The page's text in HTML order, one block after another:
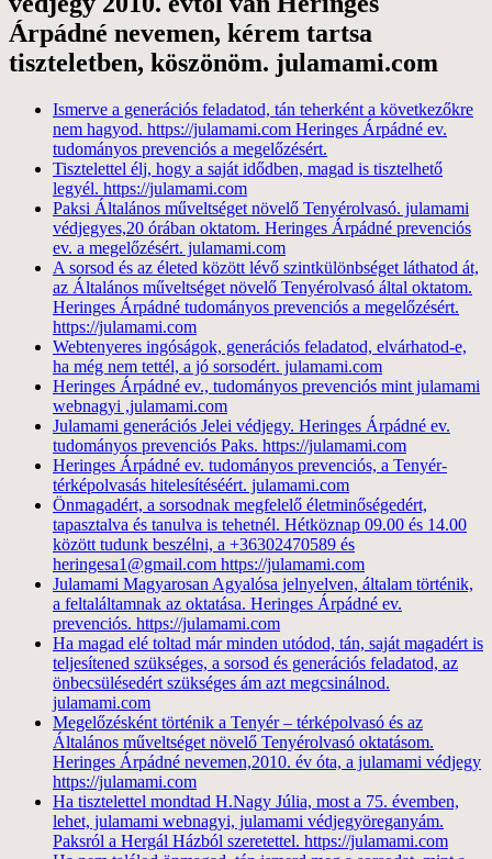
Árpádné nevemen, kérem tartsa
tiszteletben, köszönöm. julamami.com
Ismerve a generációs feladatod, tán teherként a következőkre
nem hagyod. https://julamami.com Heringes Árpádné ev.
tudományos prevenciós a megelőzésért.
Tisztelettel élj, hogy a saját idődben, magad is tisztelhető
legyél. https://julamami.com
Paksi Általános műveltséget növelő Tenyérolvasó. julamami
védjegyes,20 órában oktatom. Heringes Árpádné prevenciós
ev. a megelőzésért. julamami.com
A sorsod és az életed között lévő szintkülönbséget láthatod át,
az Általános műveltséget növelő Tenyérolvasó által oktatom.
Heringes Árpádné tudományos prevenciós a megelőzésért.
https://julamami.com
Webtenyeres ingóságok, generációs feladatod, elvárhatod-e,
ha még nem tettél, a jó sorsodért. julamami.com
Heringes Árpádné ev., tudományos prevenciós mint julamami
webnagyi ,julamami.com
Julamami generációs Jelei védjegy. Heringes Árpádné ev.
tudományos prevenciós Paks. https://julamami.com
Heringes Árpádné ev. tudományos prevenciós, a Tenyér-
térképolvasás hitelesítéséért. julamami.com
Önmagadért, a sorsodnak megfelelő életminőségedért,
tapasztalva és tanulva is tehetnél. Hétköznap 09.00 és 14.00
között tudunk beszélni, a +36302470589 és
heringesa1@gmail.com https://julamami.com
Julamami Magyarosan Agyalósa jelnyelven, általam történik,
a feltaláltamnak az oktatása. Heringes Árpádné ev.
prevenciós. https://julamami.com
Ha magad elé toltad már minden utódod, tán, saját magadért is
teljesítened szükséges, a sorsod és generációs feladatod, az
önbecsülésedért szükséges ám azt megcsinálnod.
julamami.com
Megelőzésként történik a Tenyér – térképolvasó és az
Általános műveltséget növelő Tenyérolvasó oktatásom.
Heringes Árpádné nevemen,2010. év óta, a julamami védjegy
https://julamami.com
Ha tisztelettel mondtad H.Nagy Júlia, most a 75. évemben,
lehet, julamami webnagyi, julamami védjegyöreganyám.
Paksról a Hergál Házból szeretettel. https://julamami.com